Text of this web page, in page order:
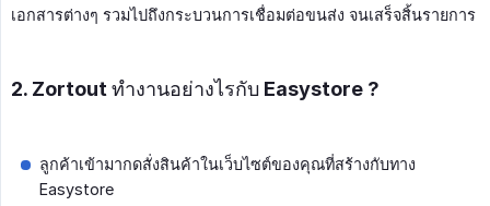
เอกสารต่างๆ รวมไปถึงกระบวนการเชื่อมต่อขนส่ง จนเสร็จสิ้นรายการ
2. Zortout ทำงานอย่างไรกับ Easystore ?
ลูกค้าเข้ามากดสั่งสินค้าในเว็บไซต์ของคุณที่สร้างกับทาง
Easystore